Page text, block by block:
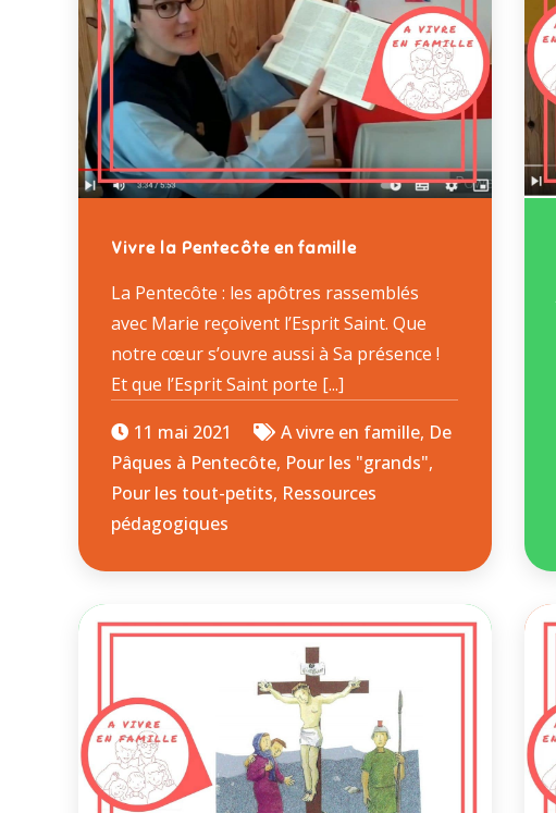
Vivre la Pentecôte en famille
La Pentecôte : les apôtres rassemblés
avec Marie reçoivent l’Esprit Saint. Que
notre cœur s’ouvre aussi à Sa présence !
Et que l’Esprit Saint porte [...]
11 mai 2021
A vivre en famille, De
Pâques à Pentecôte, Pour les "grands",
Pour les tout-petits, Ressources
pédagogiques